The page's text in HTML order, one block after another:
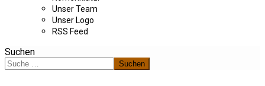
Unser Team
Unser Logo
RSS Feed
Suchen
Suchen